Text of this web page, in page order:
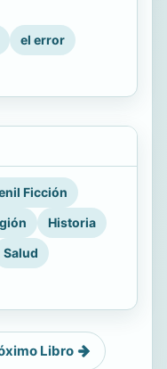
el error
Ficción
Historia
Salud
Libro